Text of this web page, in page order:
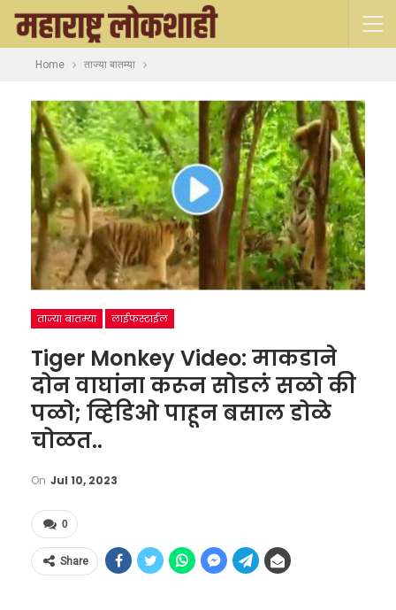
Home ताज्या बातम्या
ताज्या बातम्या लाईफस्टाईल
Tiger Monkey Video: माकडाने
दोन वाघांना करून सोडलं सळो की
पळो; व्हिडिओ पाहून बसाल डोळे
चोळत..
On Jul 10, 2023
0
Share